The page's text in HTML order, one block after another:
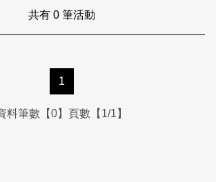
共有 0 筆活動
1
料筆數【0】頁數【1/1】